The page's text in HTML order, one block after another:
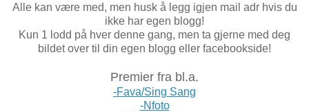
Alle kan være med, men husk å legg igjen mail adr hvis du
ikke har egen blogg!
Kun 1 lodd på hver denne gang, men ta gjerne med deg
bildet over til din egen blogg eller facebookside!
Premier fra bl.a.
-Fava/Sing Sang
-Nfoto